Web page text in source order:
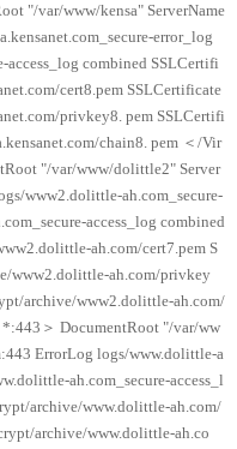
"/var/www/kensa" ServerName
error_log
access_log combined SSLCertifi
cert8.pem SSLCertificate
privkey8. pem SSLCertifi
chain8. pem ＜/Vir
"/var/www/dolittle2" Server
www2.dolittle-ah.com_secure-
access_log combined
ah.com/cert7.pem S
www2.dolittle-ah.com/privkey
archive/www2.dolittle-ah.com/
＞ DocumentRoot "/var/ww
ErrorLog logs/www.dolittle-a
ah.com_secure-access_l
archive/www.dolittle-ah.com/
archive/www.dolittle-ah.co